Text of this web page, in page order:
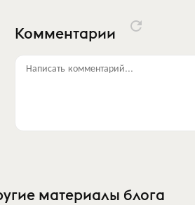
Комментарии
Написать комментарий...
материалы блога